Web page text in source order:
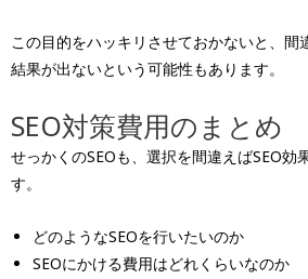
この目的をハッキリさせておかないと、間
結果が出ないという可能性もあります。
SEO対策費用のまとめ
せっかくのSEOも、選択を間違えばSEO効
す。
どのようなSEOを行いたいのか
SEOにかける費用はどれくらいなのか